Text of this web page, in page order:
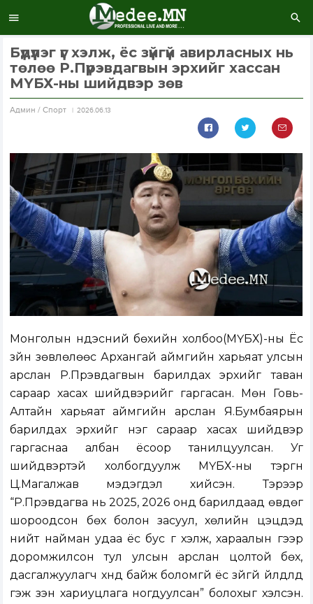
Бүдүүлэг үг хэлж, ёс зүйгүй авирласных нь
төлөө Р.Пүрэвдагвын эрхийг хассан
МҮБХ-ны шийдвэр зөв
Aдмин / Спорт 2026.06.13
Монголын үндэсний бөхийн холбоо(МҮБХ)-ны Ёс
зүйн зөвлөлөөс Архангай аймгийн харьяат улсын
арслан Р.Пүрэвдагвын барилдах эрхийг таван
сараар хасах шийдвэрийг гаргасан. Мөн Говь-
Алтайн харьяат аймгийн арслан Я.Бумбаярын
барилдах эрхийг нэг сараар хасах шийдвэр
гаргаснаа албан ёсоор танилцуулсан. Уг
шийдвэртэй холбогдуулж МҮБХ-ны тэргүүн
Ц.Магалжав мэдэгдэл хийсэн. Тэрээр
“Р.Пүрэвдагва нь 2025, 2026 онд барилдаад өвдөг
шороодсон бөх болон засуул, хөлийн цэцүүдэд
нийт найман удаа ёс бус үг хэлж, хараалын үгээр
доромжилсон тул улсын арслан цолтой бөх,
дасгалжуулагч хүнд байж боломгүй ёс зүйгүй үйлдлүүд
гэж үзэн хариуцлага ногдуулсан” болохыг хэлсэн.